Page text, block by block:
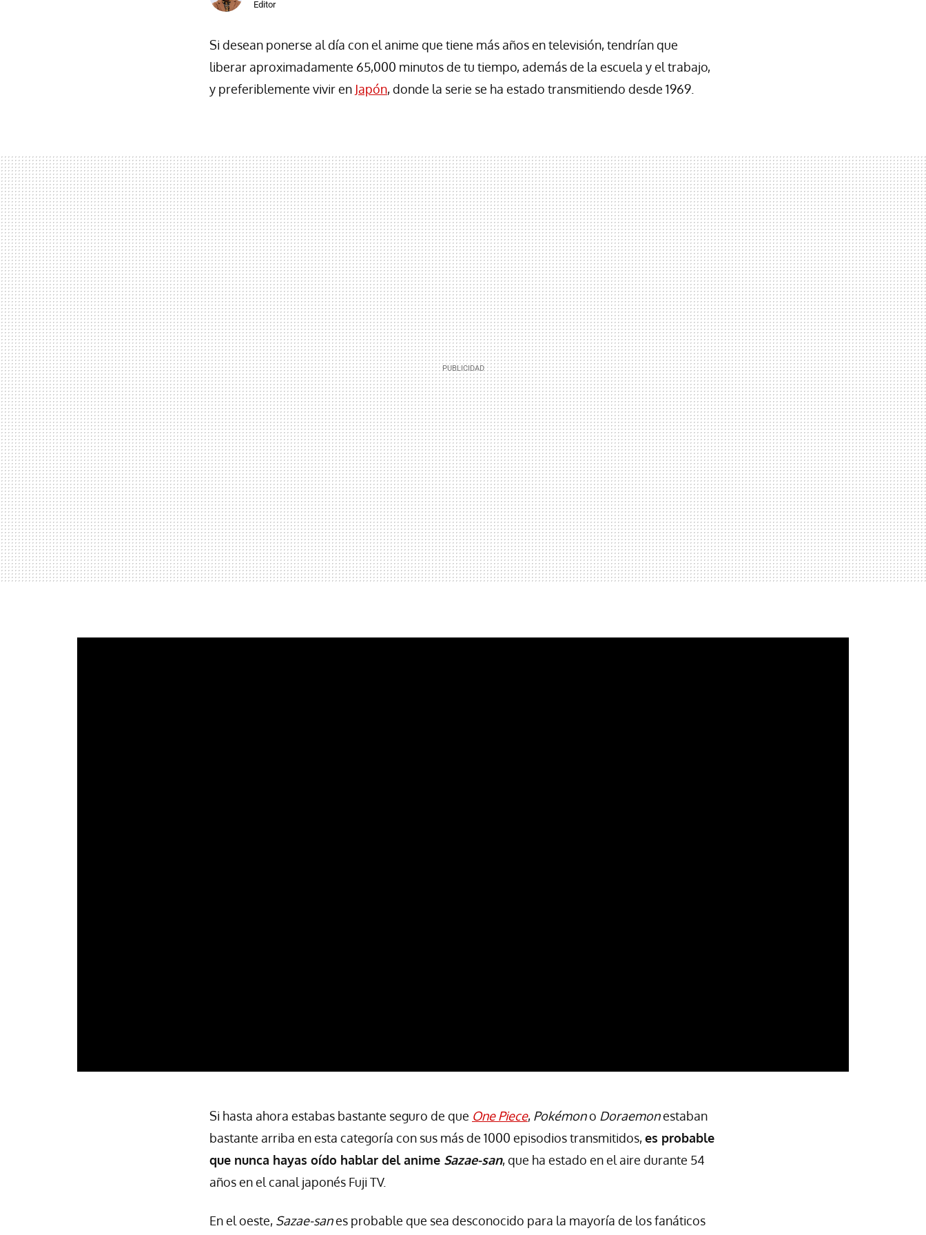
Editor
Si desean ponerse al día con el anime que tiene más años en televisión, tendrían que
liberar aproximadamente 65,000 minutos de tu tiempo, además de la escuela y el trabajo,
y preferiblemente vivir en Japón, donde la serie se ha estado transmitiendo desde 1969.
Si hasta ahora estabas bastante seguro de que One Piece, Pokémono Doraemonestaban
bastante arriba en esta categoría con sus más de 1000 episodios transmitidos,es probable
que nunca hayas oído hablar del anime Sazae-san, que ha estado en el aire durante 54
años en el canal japonés Fuji TV.
En el oeste, Sazae-sanes probable que sea desconocido para la mayoría de los fanáticos